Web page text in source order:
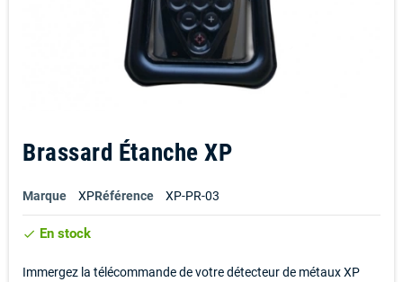
Brassard Étanche XP
Marque XPRéférence XP-PR-03
check En stock
Immergez la télécommande de votre détecteur de métaux XP